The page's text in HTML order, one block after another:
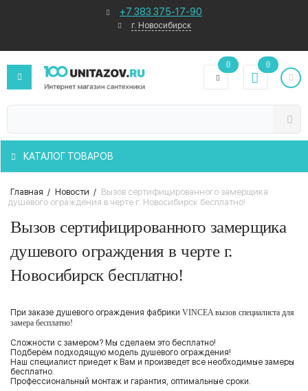
+7 383 375-17-90
г. Новосибирск
0 0
КАТАЛОГ ТОВАРОВ
Главная / Новости / Вызов сертифицированного замерщика
душевого ограждения в черте г. Новосибирск бесплатно!
Вызов сертифицированного замерщика
душевого ограждения в черте г.
Новосибирск бесплатно!
При заказе душевого ограждения фабрики VINCEA вызов специалиста для
замера бесплатно!
Сложности с замером? Мы сделаем это бесплатно!
Подберём подходящую модель душевого ограждения!
Наш специалист приедет к Вам и произведет все необходимые замеры
бесплатно.
Профессиональный монтаж и гарантия, оптимальные сроки.